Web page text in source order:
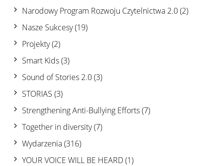
Narodowy Program Rozwoju Czytelnictwa 2.0(2)
Nasze Sukcesy(19)
Projekty(2)
Smart Kids(3)
Sound of Stories 2.0(3)
STORIAS (3)
Strengthening Anti-Bullying Efforts(7)
Together in diversity(7)
Wydarzenia(316)
YOUR VOICE WILL BE HEARD(1)